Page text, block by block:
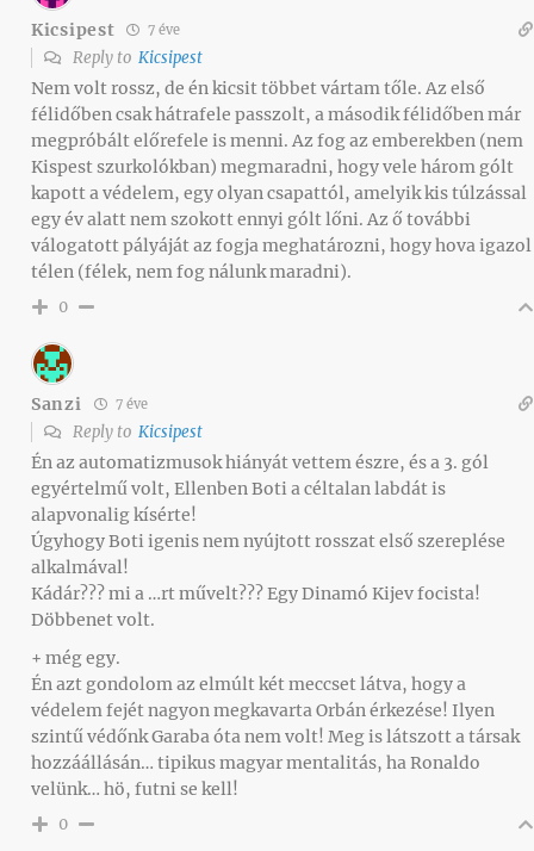
Kicsipest 7 éve
Reply to Kicsipest
Nem volt rossz, de én kicsit többet vártam tőle. Az első
félidőben csak hátrafele passzolt, a második félidőben már
megpróbált előrefele is menni. Az fog az emberekben (nem
Kispest szurkolókban) megmaradni, hogy vele három gólt
kapott a védelem, egy olyan csapattól, amelyik kis túlzással
egy év alatt nem szokott ennyi gólt lőni. Az ő további
válogatott pályáját az fogja meghatározni, hogy hova igazol
télen (félek, nem fog nálunk maradni).
0
Sanzi 7 éve
Reply to Kicsipest
Én az automatizmusok hiányát vettem észre, és a 3. gól
egyértelmű volt, Ellenben Boti a céltalan labdát is
alapvonalig kísérte!
Úgyhogy Boti igenis nem nyújtott rosszat első szereplése
alkalmával!
Kádár??? mi a …rt művelt??? Egy Dinamó Kijev focista!
Döbbenet volt.
+ még egy.
Én azt gondolom az elmúlt két meccset látva, hogy a
védelem fejét nagyon megkavarta Orbán érkezése! Ilyen
szintű védőnk Garaba óta nem volt! Meg is látszott a társak
hozzáállásán… tipikus magyar mentalitás, ha Ronaldo
velünk… hö, futni se kell!
0